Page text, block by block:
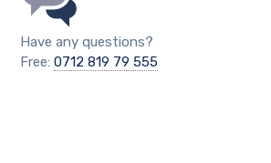
Have any questions?
Free:0712 819 79 555